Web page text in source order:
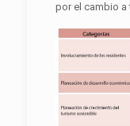
por el cambio